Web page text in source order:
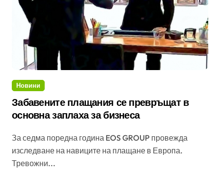
Новини
Забавените плащания се превръщат в
основна заплаха за бизнеса
За седма поредна година EOS GROUP провежда
изследване на навиците на плащане в Европа.
Тревожни...